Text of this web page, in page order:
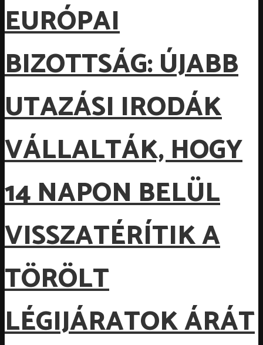
EURÓPAI
BIZOTTSÁG: ÚJABB
UTAZÁSI IRODÁK
VÁLLALTÁK, HOGY
14 NAPON BELÜL
VISSZATÉRÍTIK A
TÖRÖLT
LÉGIJÁRATOK ÁRÁT